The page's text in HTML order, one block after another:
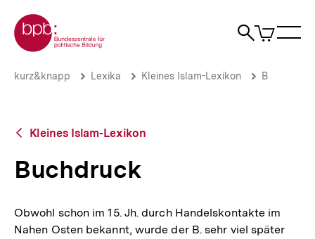
zum
Seiteninhalt
springen
Zur Startseite der bpb
Suche
Artikel
im
Buchdruck
Brotkrümelnavigation
Pfadnavigation
kurz&knapp Lexika Kleines Islam-Lexikon B
Zurück
Übersicht
Kleines Islam-Lexikon
Buchdruck
Obwohl schon im 15. Jh. durch Handelskontakte im
Nahen Osten bekannt, wurde der B. sehr viel später